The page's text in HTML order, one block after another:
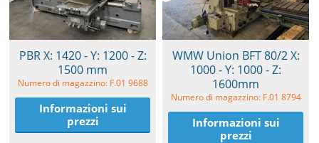
PBR X: 1420 - Y: 1200 - Z:
1500 mm
Numero di magazzino: F.01 9688
Informazioni sui
prezzi
WMW Union BFT 80/2 X:
1000 - Y: 1000 - Z:
1600mm
Numero di magazzino: F.01 8794
Informazioni sui
prezzi